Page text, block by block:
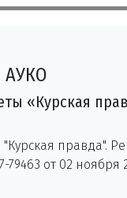
АУКО
«Курская
правда".
от 02 ноября